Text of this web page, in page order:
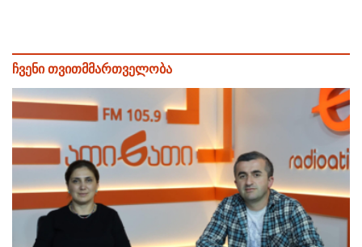
ჩვენი თვითმმართველობა